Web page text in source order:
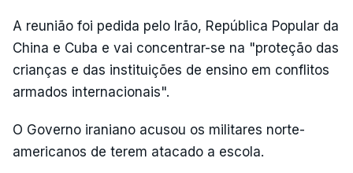
A reunião foi pedida pelo Irão, República Popular da
China e Cuba e vai concentrar-se na "proteção das
crianças e das instituições de ensino em conflitos
armados internacionais".
O Governo iraniano acusou os militares norte-
americanos de terem atacado a escola.